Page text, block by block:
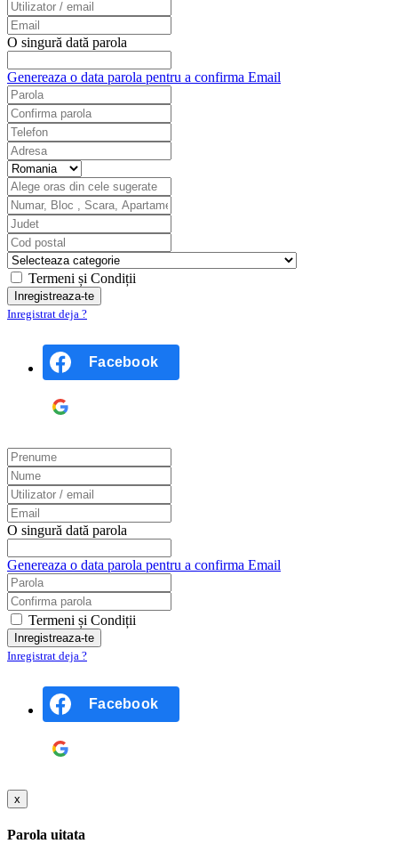
O singură dată parola
Genereaza o data parola pentru a confirma Email
Termeni și Condiții
Inregistrat deja ?
Facebook
O singură dată parola
Genereaza o data parola pentru a confirma Email
Termeni și Condiții
Inregistrat deja ?
Facebook
x
Parola uitata